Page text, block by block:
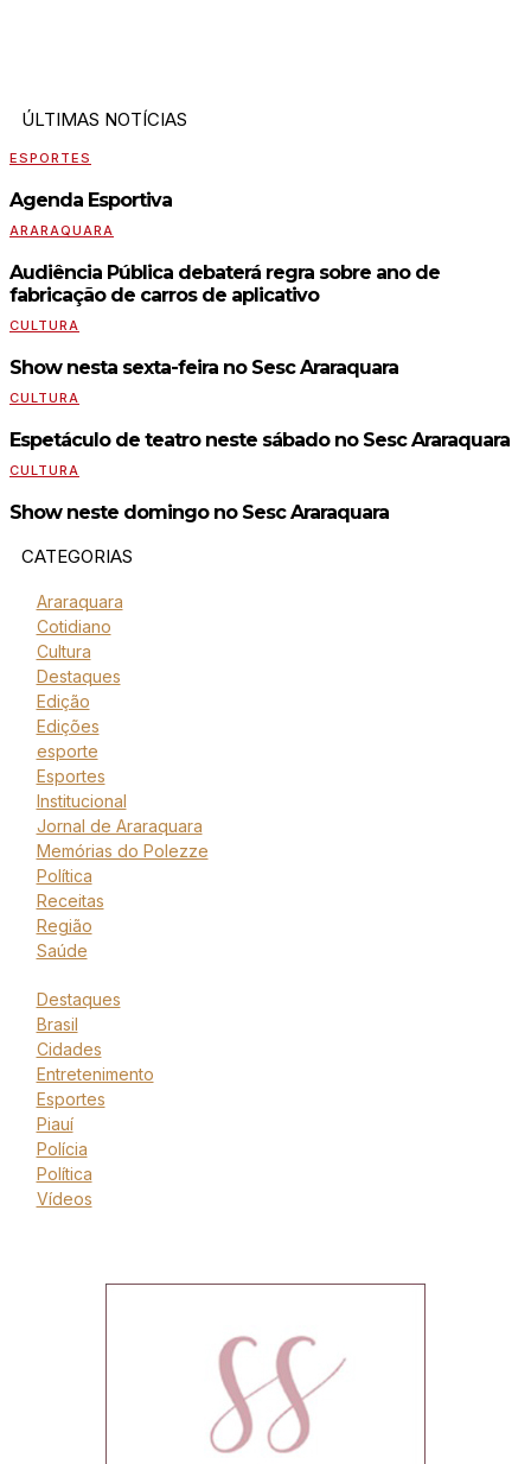
ÚLTIMAS NOTÍCIAS
ESPORTES
Agenda Esportiva
ARARAQUARA
Audiência Pública debaterá regra sobre ano de
fabricação de carros de aplicativo
CULTURA
Show nesta sexta-feira no Sesc Araraquara
CULTURA
Espetáculo de teatro neste sábado no Sesc Araraquara
CULTURA
Show neste domingo no Sesc Araraquara
CATEGORIAS
Araraquara
Cotidiano
Cultura
Destaques
Edição
Edições
esporte
Esportes
Institucional
Jornal de Araraquara
Memórias do Polezze
Política
Receitas
Região
Saúde
Destaques
Brasil
Cidades
Entretenimento
Esportes
Piauí
Polícia
Política
Vídeos